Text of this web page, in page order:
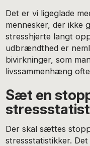
Det er vi ligeglade
mennesker, der ikke
stresshjerte langt
udbrændthed er
bivirkninger, som
livssammenhæng
Sæt en
Der skal sættes
stressstatistikker.